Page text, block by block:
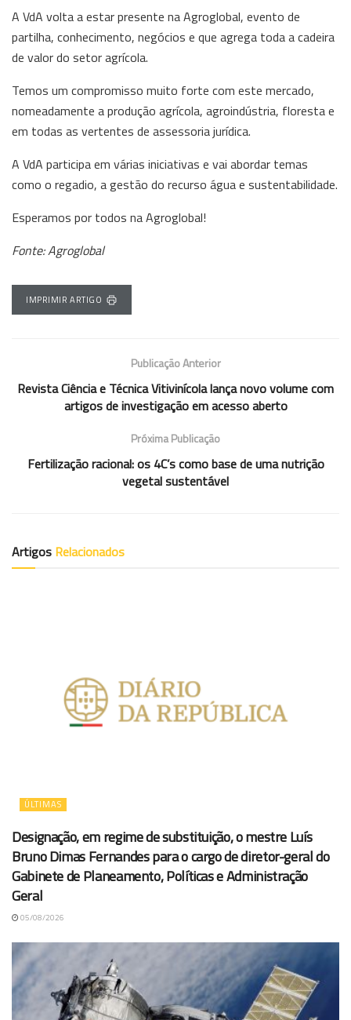
A VdA volta a estar presente na Agroglobal, evento de
partilha, conhecimento, negócios e que agrega toda a cadeira
de valor do setor agrícola.
Temos um compromisso muito forte com este mercado,
nomeadamente a produção agrícola, agroindústria, floresta e
em todas as vertentes de assessoria jurídica.
A VdA participa em várias iniciativas e vai abordar temas
como o regadio, a gestão do recurso água e sustentabilidade.
Esperamos por todos na Agroglobal!
Fonte: Agroglobal
IMPRIMIR ARTIGO
Publicação Anterior
Revista Ciência e Técnica Vitivinícola lança novo volume com
artigos de investigação em acesso aberto
Próxima Publicação
Fertilização racional: os 4C’s como base de uma nutrição
vegetal sustentável
Artigos Relacionados
ÚLTIMAS
Designação, em regime de substituição, o mestre Luís
Bruno Dimas Fernandes para o cargo de diretor-geral do
Gabinete de Planeamento, Políticas e Administração
Geral
05/08/2026